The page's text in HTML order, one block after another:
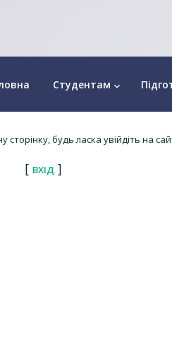
Студентам keyboard_arrow_down
будь ласка увійдіть на
[ ВХІД ]